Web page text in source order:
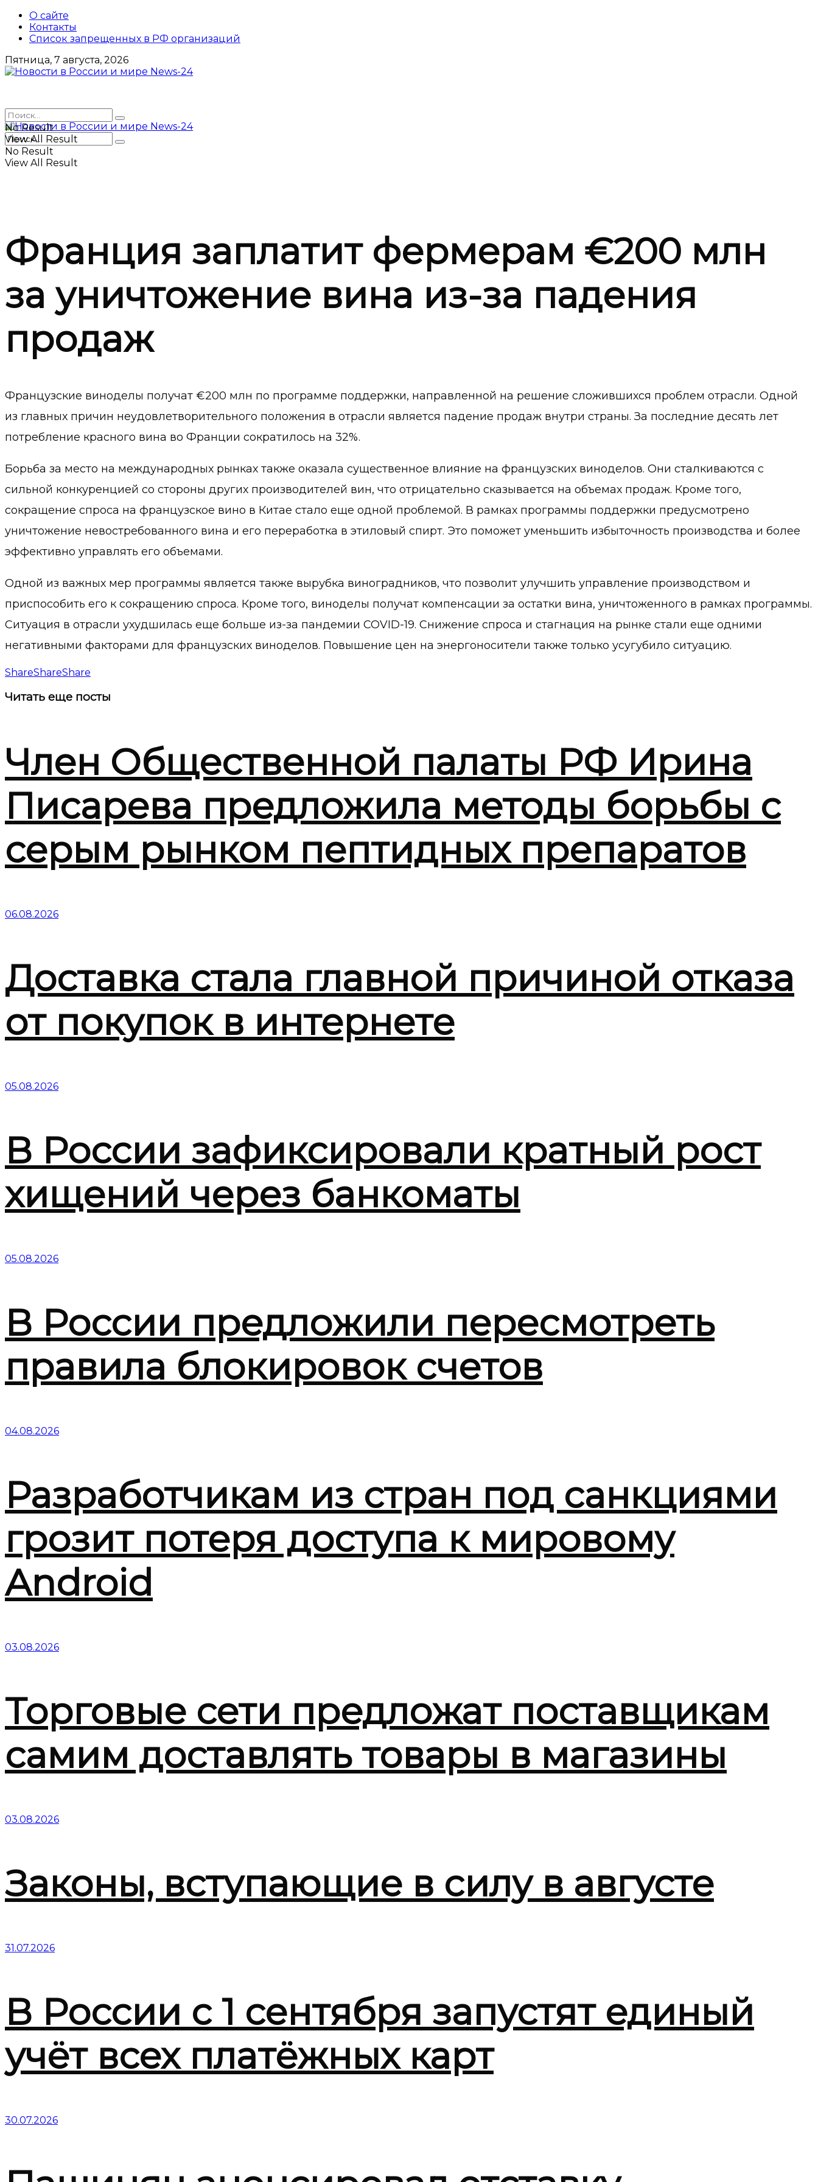
О сайте
Контакты
Список запрещенных в РФ организаций
Пятница, 7 августа, 2026
No Result
View All Result
No Result
View All Result
Франция заплатит фермерам €200 млн
за уничтожение вина из-за падения
продаж
Французские виноделы получат €200 млн по программе поддержки, направленной на решение сложившихся проблем отрасли. Одной
из главных причин неудовлетворительного положения в отрасли является падение продаж внутри страны. За последние десять лет
потребление красного вина во Франции сократилось на 32%.
Борьба за место на международных рынках также оказала существенное влияние на французских виноделов. Они сталкиваются с
сильной конкуренцией со стороны других производителей вин, что отрицательно сказывается на объемах продаж. Кроме того,
сокращение спроса на французское вино в Китае стало еще одной проблемой. В рамках программы поддержки предусмотрено
уничтожение невостребованного вина и его переработка в этиловый спирт. Это поможет уменьшить избыточность производства и более
эффективно управлять его объемами.
Одной из важных мер программы является также вырубка виноградников, что позволит улучшить управление производством и
приспособить его к сокращению спроса. Кроме того, виноделы получат компенсации за остатки вина, уничтоженного в рамках программы.
Ситуация в отрасли ухудшилась еще больше из-за пандемии COVID-19. Снижение спроса и стагнация на рынке стали еще одними
негативными факторами для французских виноделов. Повышение цен на энергоносители также только усугубило ситуацию.
ShareShareShare
Читать еще посты
Член Общественной палаты РФ Ирина
Писарева предложила методы борьбы с
серым рынком пептидных препаратов
06.08.2026
Доставка стала главной причиной отказа
от покупок в интернете
05.08.2026
В России зафиксировали кратный рост
хищений через банкоматы
05.08.2026
В России предложили пересмотреть
правила блокировок счетов
04.08.2026
Разработчикам из стран под санкциями
грозит потеря доступа к мировому
Android
03.08.2026
Торговые сети предложат поставщикам
самим доставлять товары в магазины
03.08.2026
Законы, вступающие в силу в августе
31.07.2026
В России с 1 сентября запустят единый
учёт всех платёжных карт
30.07.2026